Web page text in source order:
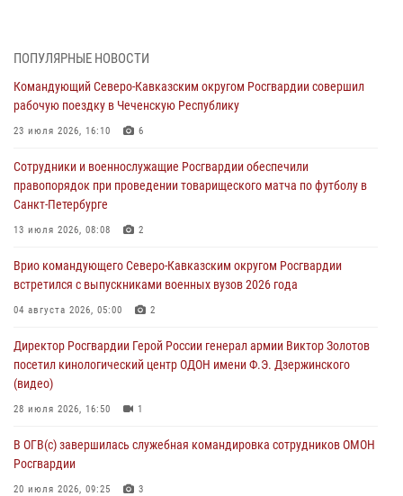
второй годовщине вторжения ВСУ на территорию области
06 августа 2026, 11:56
угрожавшего подростку травматическим пистолетом
06 августа 2026, 11:33
В Зауралье при содействии СОБР Росгвардии ликвидирована
06 августа 2026, 11:27
В Москве росгвардейцы задержали троих мужчин, устроивших
06 августа 2026, 11:20 1
ПОПУЛЯРНЫЕ НОВОСТИ
Командующий Северо-Кавказским округом Росгвардии совершил
рабочую поездку в Чеченскую Республику
23 июля 2026, 16:10 6
Сотрудники и военнослужащие Росгвардии обеспечили
правопорядок при проведении товарищеского матча по футболу в
Санкт-Петербурге
13 июля 2026, 08:08 2
Врио командующего Северо-Кавказским округом Росгвардии
встретился с выпускниками военных вузов 2026 года
04 августа 2026, 05:00 2
Директор Росгвардии Герой России генерал армии Виктор Золотов
посетил кинологический центр ОДОН имени Ф.Э. Дзержинского
(видео)
28 июля 2026, 16:50 1
В ОГВ(с) завершилась служебная командировка сотрудников ОМОН
Росгвардии
20 июля 2026, 09:25 3